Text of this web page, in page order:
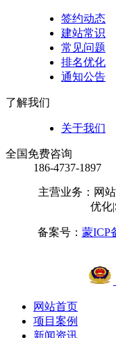
签约动态
建站常识
常见问题
排名优化
通知公告
了解我们
关于我们
全国免费咨询
186-4737-1897
主营业务：网
优化
备案号： 蒙ICP
网站首页
项目案例